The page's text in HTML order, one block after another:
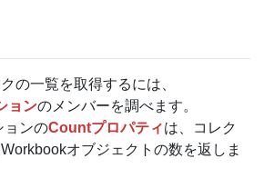
の一覧を取得するには、
ョンのメンバーを調べます。
ョンのCountプロパティは、コレク
オブジェクトの数を返しま